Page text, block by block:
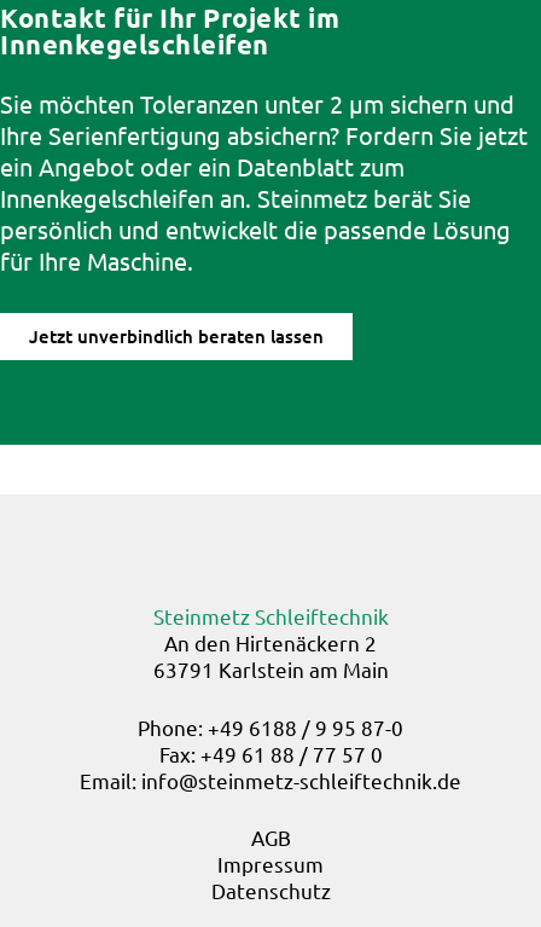
Kontakt für Ihr Projekt im
Innenkegelschleifen
Sie möchten Toleranzen unter 2 µm sichern und
Ihre Serienfertigung absichern? Fordern Sie jetzt
ein Angebot oder ein Datenblatt zum
Innenkegelschleifen an. Steinmetz berät Sie
persönlich und entwickelt die passende Lösung
für Ihre Maschine.
Jetzt unverbindlich beraten lassen
Steinmetz Schleiftechnik
An den Hirtenäckern 2
63791 Karlstein am Main
Phone: +49 6188 / 9 95 87-0
Fax: +49 61 88 / 77 57 0
Email: info@steinmetz-schleiftechnik.de
AGB
Impressum
Datenschutz